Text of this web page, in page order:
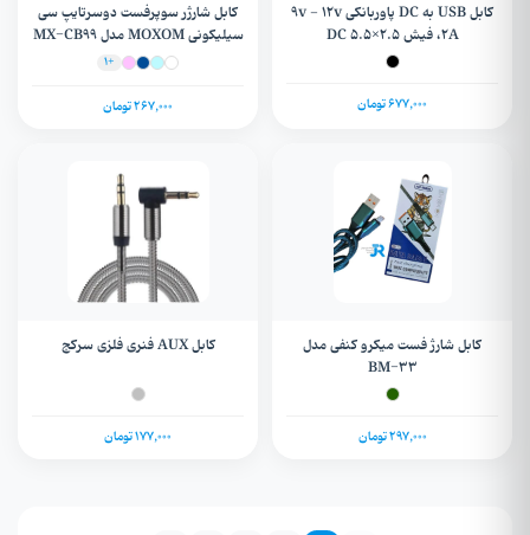
کابل USB به DC پاوربانکی 9v - 12v
،2A فیش DC 5.5×2.5
677,000 تومان
کابل شارژر سوپرفست دوسرتایپ سی
سیلیکونی MOXOM مدل MX-CB99
+1
267,000 تومان
کابل شارژ فست میکرو کنفی مدل
BM-33
297,000 تومان
کابل AUX فنری فلزی سرکج
177,000 تومان